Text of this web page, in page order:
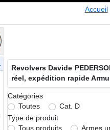
Accueil
Revolvers Davide
réel, expédition rapide
Catégories
Toutes
Cat. D
Type de produit
Tous produits
Armes